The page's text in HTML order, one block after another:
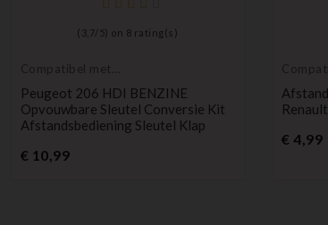
( 3,7/ 5) on 8 rating(s)
Compatibel met
Peugeot 206 HDI BENZINE
Opvouwbare Sleutel Conversie Kit
Afstandsbediening Sleutel Klap
€ 10,99Prijs
€ 4,99